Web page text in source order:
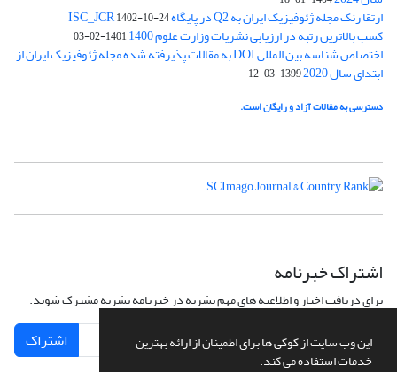
این وب سایت از کوکی ها برای اطمینان از ارائه بهترین
خدمات استفاده می کند.
ارتقا رنک مجله ژئوفیزیک ایران به Q2 در پایگاه ISC_JCR 1402-10-24
کسب بالاترین رتبه در ارزیابی نشریات وزارت علوم 1400 1401-02-03
اختصاص شناسه بین المللی DOI به مقالات پذیرفته شده مجله ژئوفیزیک ایران از
ابتدای سال 2020 1399-03-12
دسترسی به مقالات آزاد و رایگان است.
اشتراک خبرنامه
برای دریافت اخبار و اطلاعیه های مهم نشریه در خبرنامه نشریه مشترک شوید.
اشتراک